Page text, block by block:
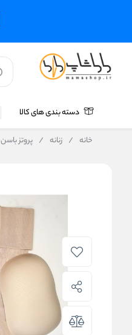
دسته بندی های کالا
خانه / زنانه / پروتز باسن